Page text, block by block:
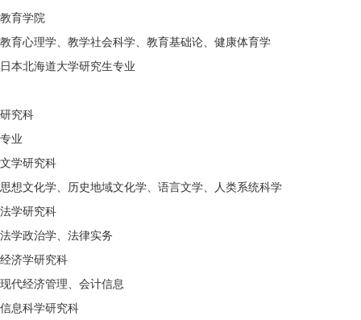
教育学院
教育心理学、教学社会科学、教育基础论、健康体育学
日本北海道大学研究生专业
研究科
专业
文学研究科
思想文化学、历史地域文化学、语言文学、人类系统科学
法学研究科
法学政治学、法律实务
经济学研究科
现代经济管理、会计信息
信息科学研究科